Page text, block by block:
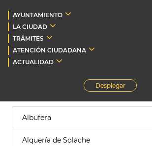
AYUNTAMIENTO
LA CIUDAD
TRÁMITES
ATENCIÓN CIUDADANA
ACTUALIDAD
Desplegar
Albufera
Alquería de Solache